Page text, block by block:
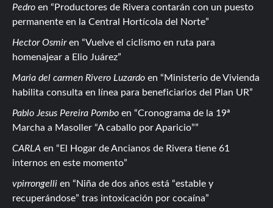
Pedro en
Productores de Rivera contarán con un puesto
permanente en la Central Hortícola del Norte
Hector Osmiren
Vuelve el ciclismo en ruta para
homenajear a Elio Juárez
Maria del carmen Rivero Luzardo en
Ministerio de Vivienda
habilita consulta en línea para beneficiarios del Plan UR
Pablo Jesus Pereira Pombo en
Cronograma de la 19ª
Marcha a Masoller “A caballo por Aparicio”
CARLA en
El Hogar de Ancianos de Rivera tiene 61
internos en este momento
vpirrongelli en
Niña de dos años está “estable y
recuperándose” tras intoxicación por cocaína